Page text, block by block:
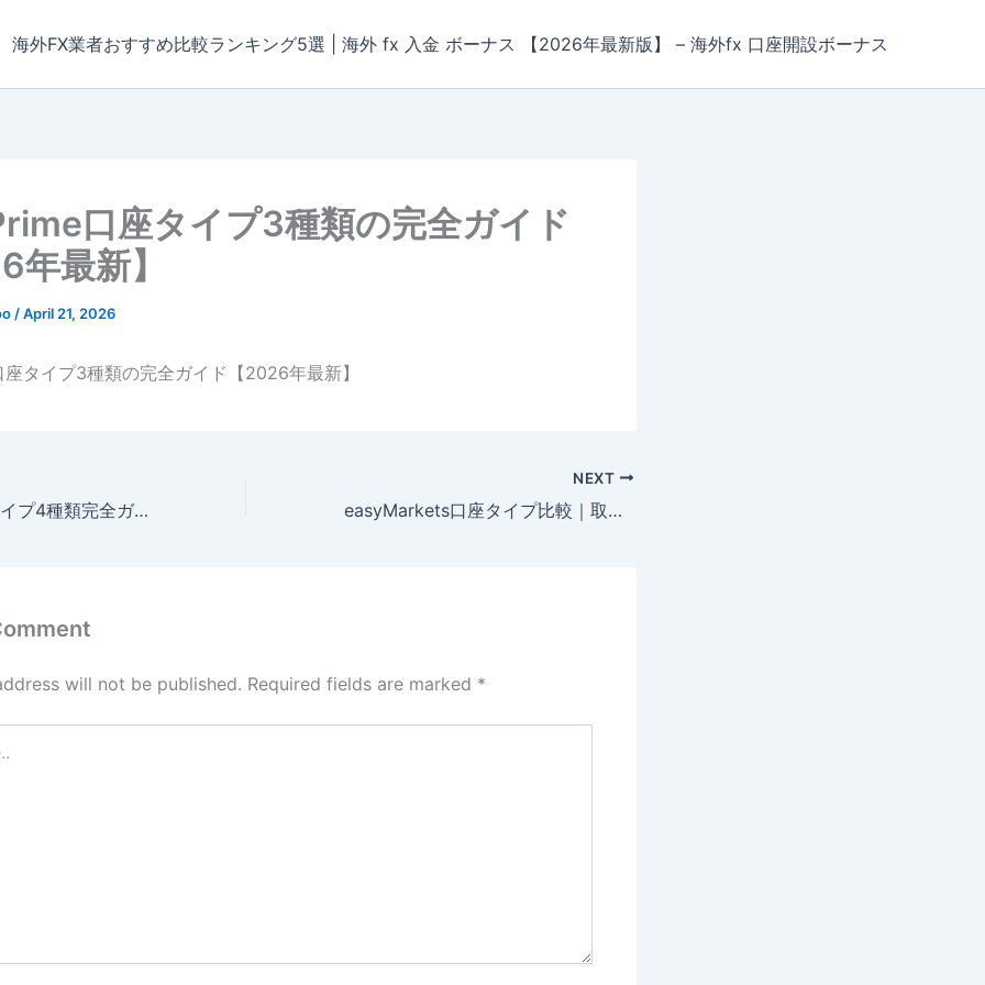
海外FX業者おすすめ比較ランキング5選 | 海外 fx 入金 ボーナス 【2026年最新版】 – 海外fx 口座開設ボーナス
口座タイプ3種類の完全ガイド
年最新】
/April 21, 2026
タイプ3種類の完全ガイド【2026年最新】
GeneTrade口座タイプ4種類完全ガイド【2026年最新】
NEXT
easyMarkets口座タイプ比較｜取引条件と選び方を資金別に解説
will not be published. Required fields are marked *